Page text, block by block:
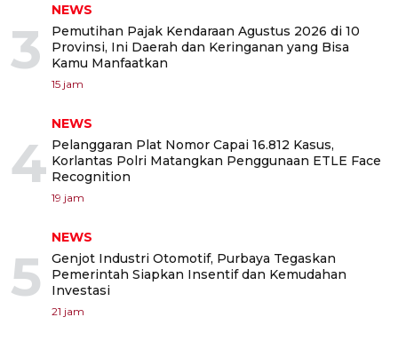
3
NEWS
Pemutihan Pajak Kendaraan Agustus 2026 di 10
Provinsi, Ini Daerah dan Keringanan yang Bisa
Kamu Manfaatkan
15 jam
4
NEWS
Pelanggaran Plat Nomor Capai 16.812 Kasus,
Korlantas Polri Matangkan Penggunaan ETLE Face
Recognition
19 jam
5
NEWS
Genjot Industri Otomotif, Purbaya Tegaskan
Pemerintah Siapkan Insentif dan Kemudahan
Investasi
21 jam